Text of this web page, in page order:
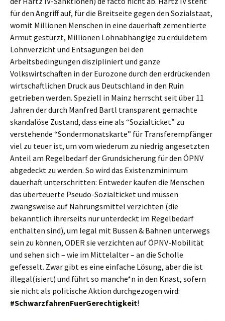
für den Angriff auf, für die Breitseite gegen den Sozialstaat,
womit Millionen Menschen in eine dauerhaft zementierte
Armut gestürzt, Millionen Lohnabhängige zu erduldetem
Lohnverzicht und Entsagungen bei den
Arbeitsbedingungen diszipliniert und ganze
Volkswirtschaften in der Eurozone durch den erdrückenden
wirtschaftlichen Druck aus Deutschland in den Ruin
getrieben werden. Speziell in Mainz herrscht seit über 11
Jahren der durch Manfred Bartl transparent gemachte
skandalöse Zustand, dass eine als “Sozialticket” zu
verstehende “Sondermonatskarte” für Transferempfänger
viel zu teuer ist, um vom wiederum zu niedrig angesetzten
Anteil am Regelbedarf der Grundsicherung für den ÖPNV
abgedeckt zu werden. So wird das Existenzminimum
dauerhaft unterschritten: Entweder kaufen die Menschen
das überteuerte Pseudo-Sozialticket und müssen
zwangsweise auf Nahrungsmittel verzichten (die
bekanntlich ihrerseits nur unterdeckt im Regelbedarf
enthalten sind), um legal mit Bussen & Bahnen unterwegs
sein zu können, ODER sie verzichten auf ÖPNV-Mobilität
und sehen sich – wie im Mittelalter – an die Scholle
gefesselt. Zwar gibt es eine einfache Lösung, aber die ist
illegal(isiert) und führt so manche*n in den Knast, sofern
sie nicht als politische Aktion durchgezogen wird:
#SchwarzfahrenFuerGerechtigkeit!